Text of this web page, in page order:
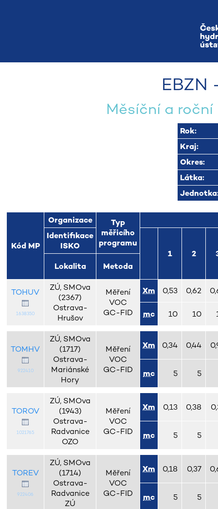
EBZN
Měsíční a
Rok:
Kraj:
Okres:
Látka:
Kód MP
Organizace
Typ
měřicího
programu
Identifikace
ISKO
1 2
Lokalita
Metoda
TOHUV
1638350
ZÚ, SMOva
(2367)
Ostrava-
Hrušov
Měření
VOC
GC-FID
Xm 0,53 0,62
mc 10 10
TOMHV
922410
ZÚ, SMOva
(1717)
Ostrava-
Mariánské
Hory
Měření
VOC
GC-FID
Xm 0,34 0,44
mc 5 5
TOROV
1021765
ZÚ, SMOva
(1943)
Ostrava-
Radvanice
OZO
Měření
VOC
GC-FID
Xm 0,13 0,38
mc 5 5
TOREV
922406
ZÚ, SMOva
(1714)
Ostrava-
Radvanice
ZÚ
Měření
VOC
GC-FID
Xm 0,18 0,37
mc 5 5